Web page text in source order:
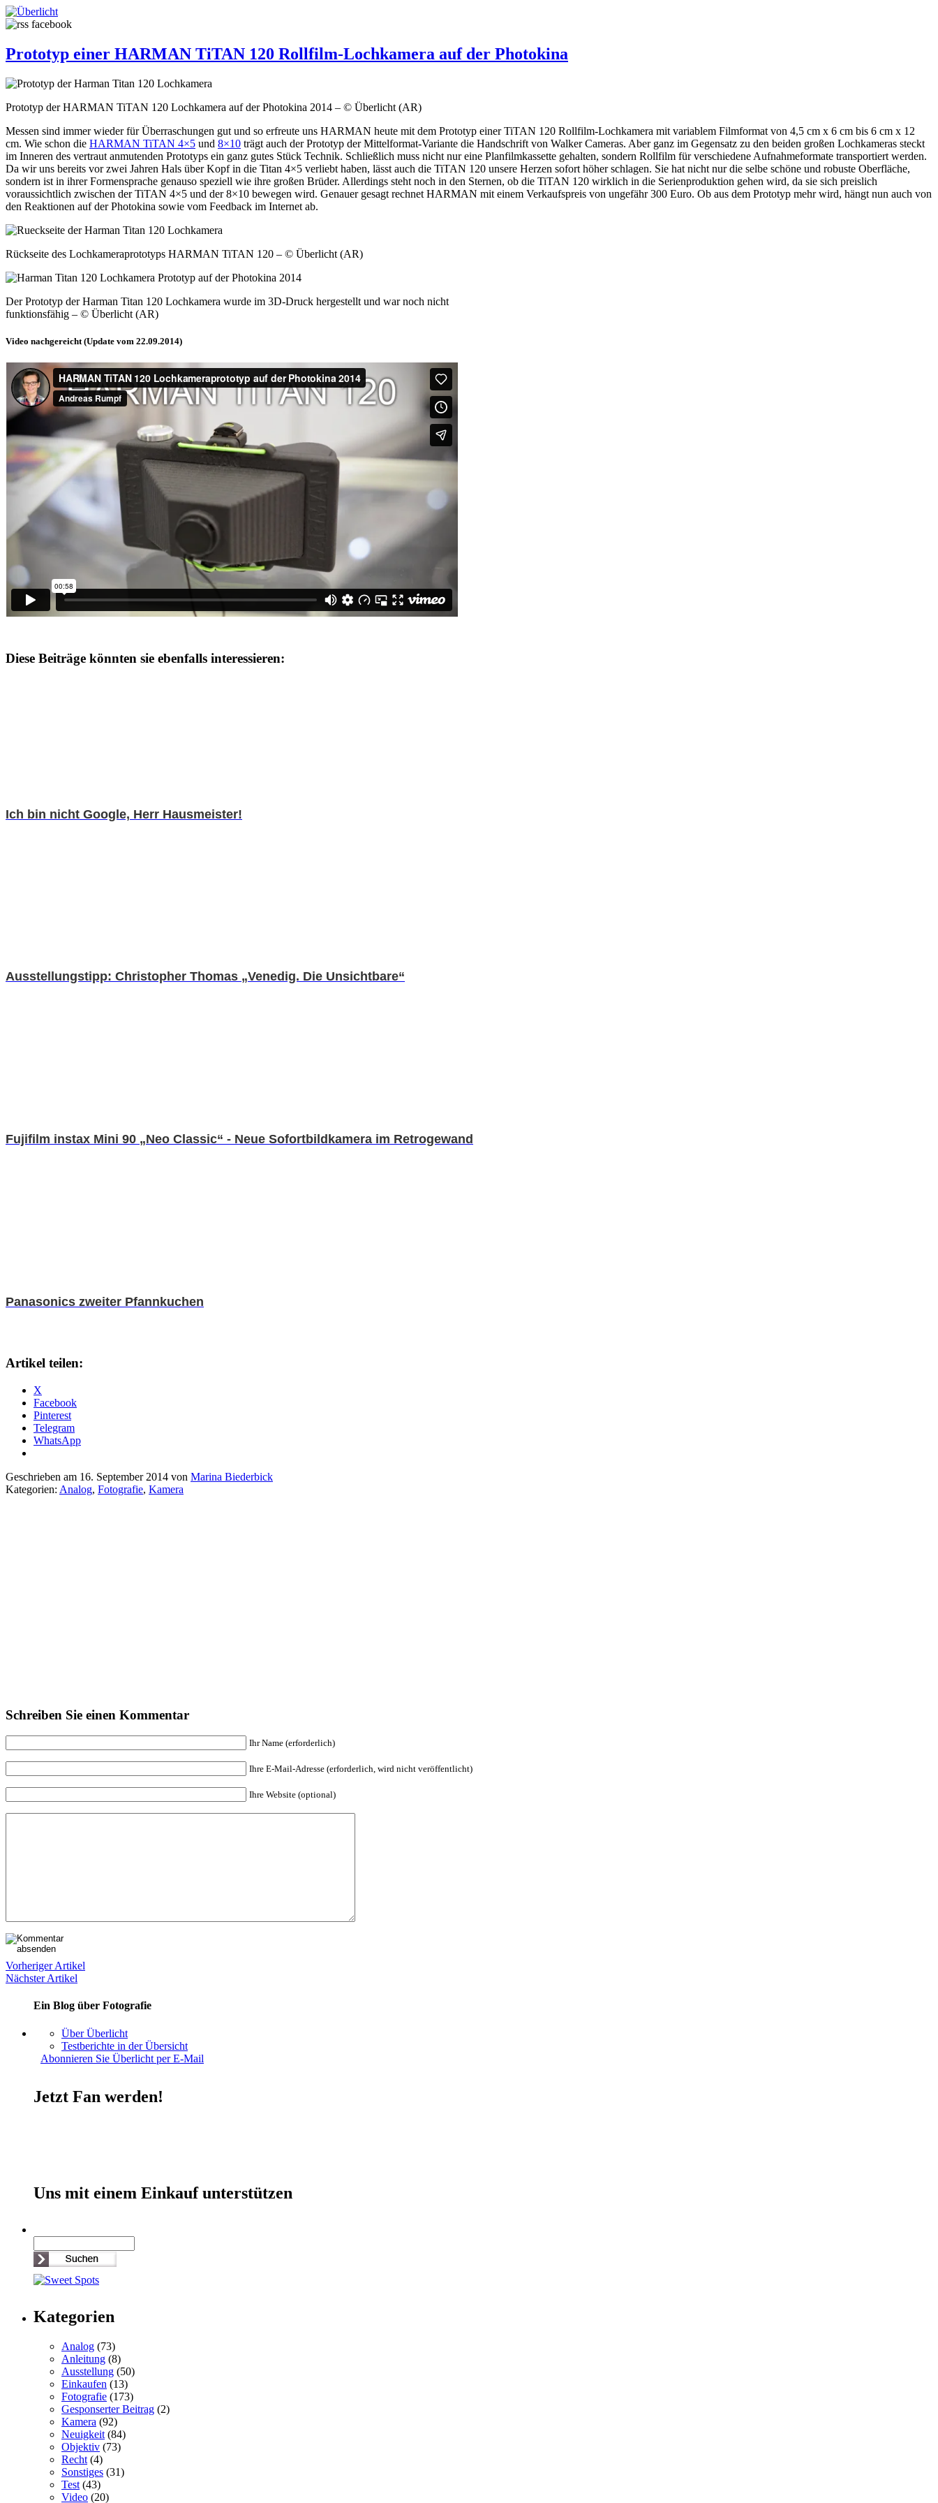
Prototyp einer HARMAN TiTAN 120 Rollfilm-Lochkamera auf der Photokina
Prototyp der HARMAN TiTAN 120 Lochkamera auf der Photokina 2014 – © Überlicht (AR)
Messen sind immer wieder für Überraschungen gut und so erfreute uns HARMAN heute mit dem Prototyp einer TiTAN 120 Rollfilm-Lochkamera mit variablem Filmformat von 4,5 cm x 6 cm bis 6 cm x 12
cm. Wie schon die HARMAN TiTAN 4×5 und 8×10 trägt auch der Prototyp der Mittelformat-Variante die Handschrift von Walker Cameras. Aber ganz im Gegensatz zu den beiden großen Lochkameras steckt
im Inneren des vertraut anmutenden Prototyps ein ganz gutes Stück Technik. Schließlich muss nicht nur eine Planfilmkassette gehalten, sondern Rollfilm für verschiedene Aufnahmeformate transportiert werden.
Da wir uns bereits vor zwei Jahren Hals über Kopf in die Titan 4×5 verliebt haben, lässt auch die TiTAN 120 unsere Herzen sofort höher schlagen. Sie hat nicht nur die selbe schöne und robuste Oberfläche,
sondern ist in ihrer Formensprache genauso speziell wie ihre großen Brüder. Allerdings steht noch in den Sternen, ob die TiTAN 120 wirklich in die Serienproduktion gehen wird, da sie sich preislich
voraussichtlich zwischen der TiTAN 4×5 und der 8×10 bewegen wird. Genauer gesagt rechnet HARMAN mit einem Verkaufspreis von ungefähr 300 Euro. Ob aus dem Prototyp mehr wird, hängt nun auch von
den Reaktionen auf der Photokina sowie vom Feedback im Internet ab.
Rückseite des Lochkameraprototyps HARMAN TiTAN 120 – © Überlicht (AR)
Der Prototyp der Harman Titan 120 Lochkamera wurde im 3D-Druck hergestellt und war noch nicht
funktionsfähig – © Überlicht (AR)
Video nachgereicht (Update vom 22.09.2014)
Diese Beiträge könnten sie ebenfalls interessieren:
Ich bin nicht Google, Herr Hausmeister!
Ausstellungstipp: Christopher Thomas „Venedig. Die Unsichtbare“
Fujifilm instax Mini 90 „Neo Classic“ - Neue Sofortbildkamera im Retrogewand
Panasonics zweiter Pfannkuchen
Artikel teilen:
X
Facebook
Pinterest
Telegram
WhatsApp
Geschrieben am 16. September 2014 von Marina Biederbick
Kategorien: Analog, Fotografie, Kamera
Schreiben Sie einen Kommentar
Ihr Name (erforderlich)
Ihre E-Mail-Adresse (erforderlich, wird nicht veröffentlicht)
Ihre Website (optional)
Vorheriger Artikel
Nächster Artikel
Ein Blog über Fotografie
Über Überlicht
Testberichte in der Übersicht
Abonnieren Sie Überlicht per E-Mail
Jetzt Fan werden!
Uns mit einem Einkauf unterstützen
Kategorien
Analog (73)
Anleitung (8)
Ausstellung (50)
Einkaufen (13)
Fotografie (173)
Gesponserter Beitrag (2)
Kamera (92)
Neuigkeit (84)
Objektiv (73)
Recht (4)
Sonstiges (31)
Test (43)
Video (20)